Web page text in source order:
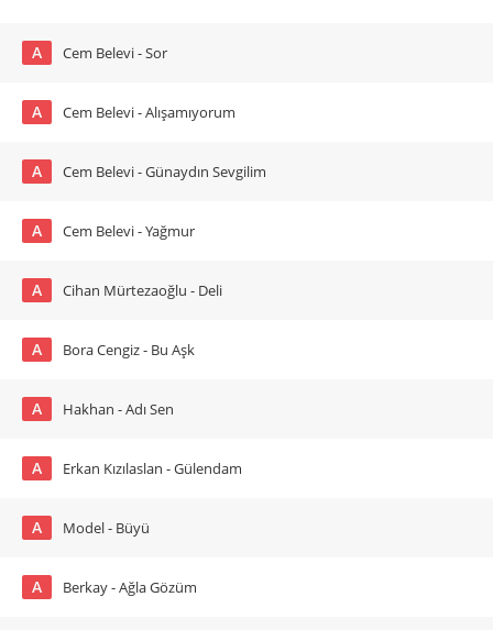
A Cem Belevi - Sor
A Cem Belevi - Alışamıyorum
A Cem Belevi - Günaydın Sevgilim
A Cem Belevi - Yağmur
A Cihan Mürtezaoğlu - Deli
A Bora Cengiz - Bu Aşk
A Hakhan - Adı Sen
A Erkan Kızılaslan - Gülendam
A Model - Büyü
A Berkay - Ağla Gözüm